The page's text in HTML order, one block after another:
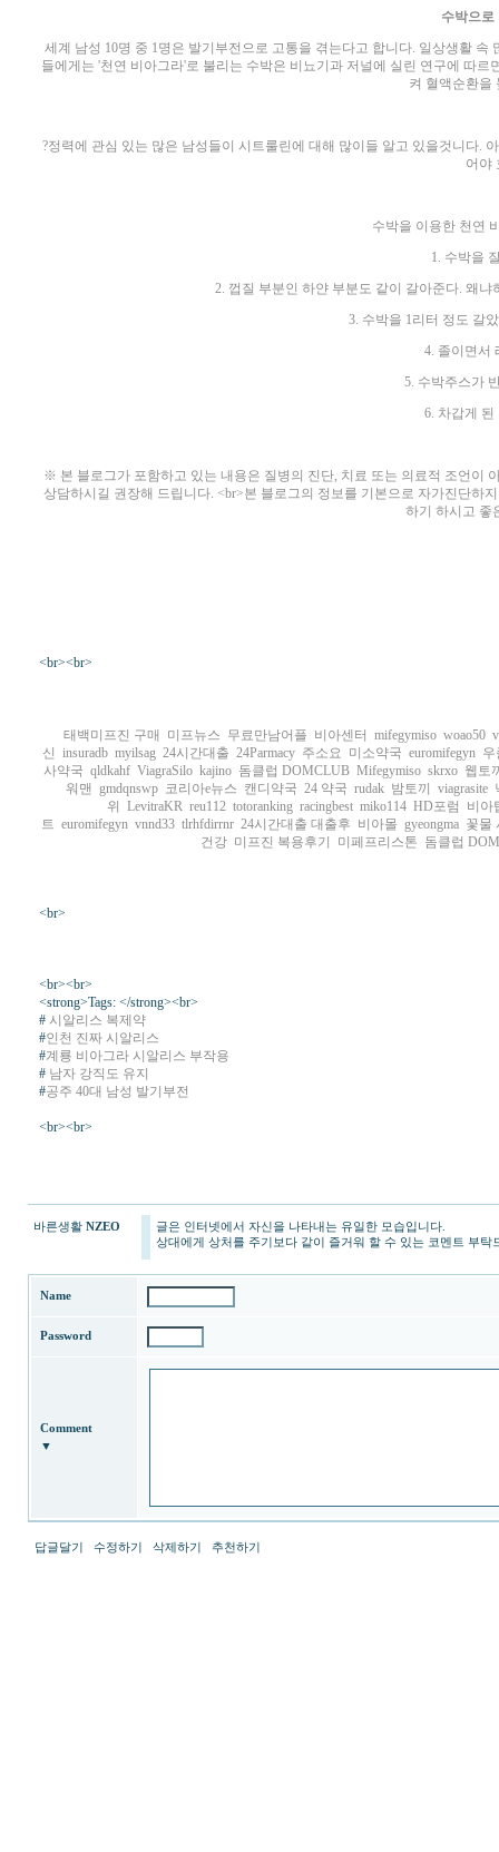
수박으로
세계 남성 10명 중 1명은 발기부전으로 고통을 겪는다고 합니다. 일상생활
들에게는 '천연 비아그라'로 불리는 수박은 비뇨기과 저널에 실린 연구에 따
켜 혈액순환을
?정력에 관심 있는 많은 남성들이 시트룰린에 대해 많이들 알고 있을것니다.
어야
수박을 이용한 천연
1. 수박을
2. 껍질 부분인 하얀 부분도 같이 갈아준다. 왜
3. 수박을 1리터 정도 갈
4. 졸이면서
5. 수박주스가
6. 차갑게 된
※ 본 블로그가 포함하고 있는 내용은 질병의 진단, 치료 또는 의료적 조언이
상담하시길 권장해 드립니다. <br>본 블로그의 정보를 기본으로 자가진단하
하기 하시고 좋
<br><br>
태백미프진 구매 미프뉴스 무료만남어플 비아센터 mifegymiso woao50
신 insuradb myilsag 24시간대출 24Parmacy 주소요 미소약국 euromifegyn 우
사약국 qldkahf ViagraSilo kajino 돔클럽 DOMCLUB Mifegymiso skrxo 웹토
워맨 gmdqnswp 코리아e뉴스 캔디약국 24 약국 rudak 밤토끼 viagrasite
위
LevitraKR reu112 totoranking racingbest miko114 HD포럼
비아
트 euromifegyn vnnd33 tlrhfdirrnr 24시간대출 대출후 비아몰 gyeongma 꽃물
건강 미프진 복용후기 미페프리스톤 돔클럽
<br>
<br><br>
<strong>Tags: </strong><br>
#시알리스 복제약
#인천 진짜 시알리스
#계룡 비아그라 시알리스 부작용
#남자 강직도 유지
#공주 40대 남성 발기부전
<br><br>
바른생활 NZEO
글은 인터넷에서 자신을 나타내는 유일한 모습입니다.
상대에게 상처를 주기보다 같이 즐거워 할 수 있는 코멘트 부탁
Name
Password
Comment
▼
답글달기 수정하기 삭제하기 추천하기